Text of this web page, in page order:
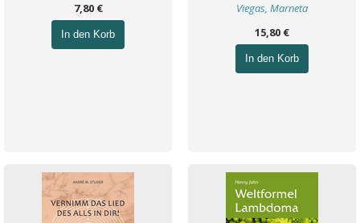
7,80 €
In den Korb
Viegas, Marneta
15,80 €
In den Korb